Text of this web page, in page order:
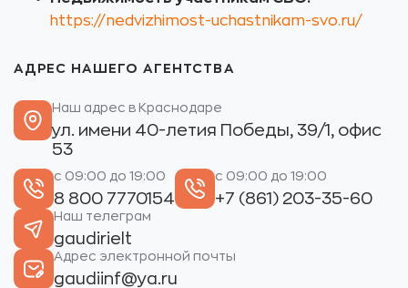
https://nedvizhimost-uchastnikam-svo.ru/
АДРЕС НАШЕГО АГЕНТСТВА
Наш адрес в Краснодаре
ул. имени 40-летия Победы, 39/1, офис
53
с 09:00 до 19:00
8 800 7770154
с 09:00 до 19:00
+7 (861) 203-35-60
Наш телеграм
gaudirielt
Адрес электронной почты
gaudiinf@ya.ru